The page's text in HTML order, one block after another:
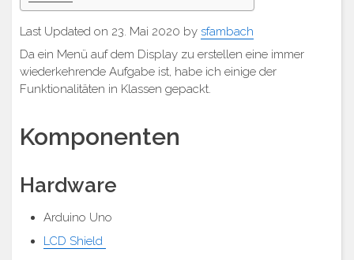
Last Updated on 23. Mai 2020 by sfambach
Da ein Menü auf dem Display zu erstellen eine immer
wiederkehrende Aufgabe ist, habe ich einige der
Funktionalitäten in Klassen gepackt.
Komponenten
Hardware
Arduino Uno
LCD Shield